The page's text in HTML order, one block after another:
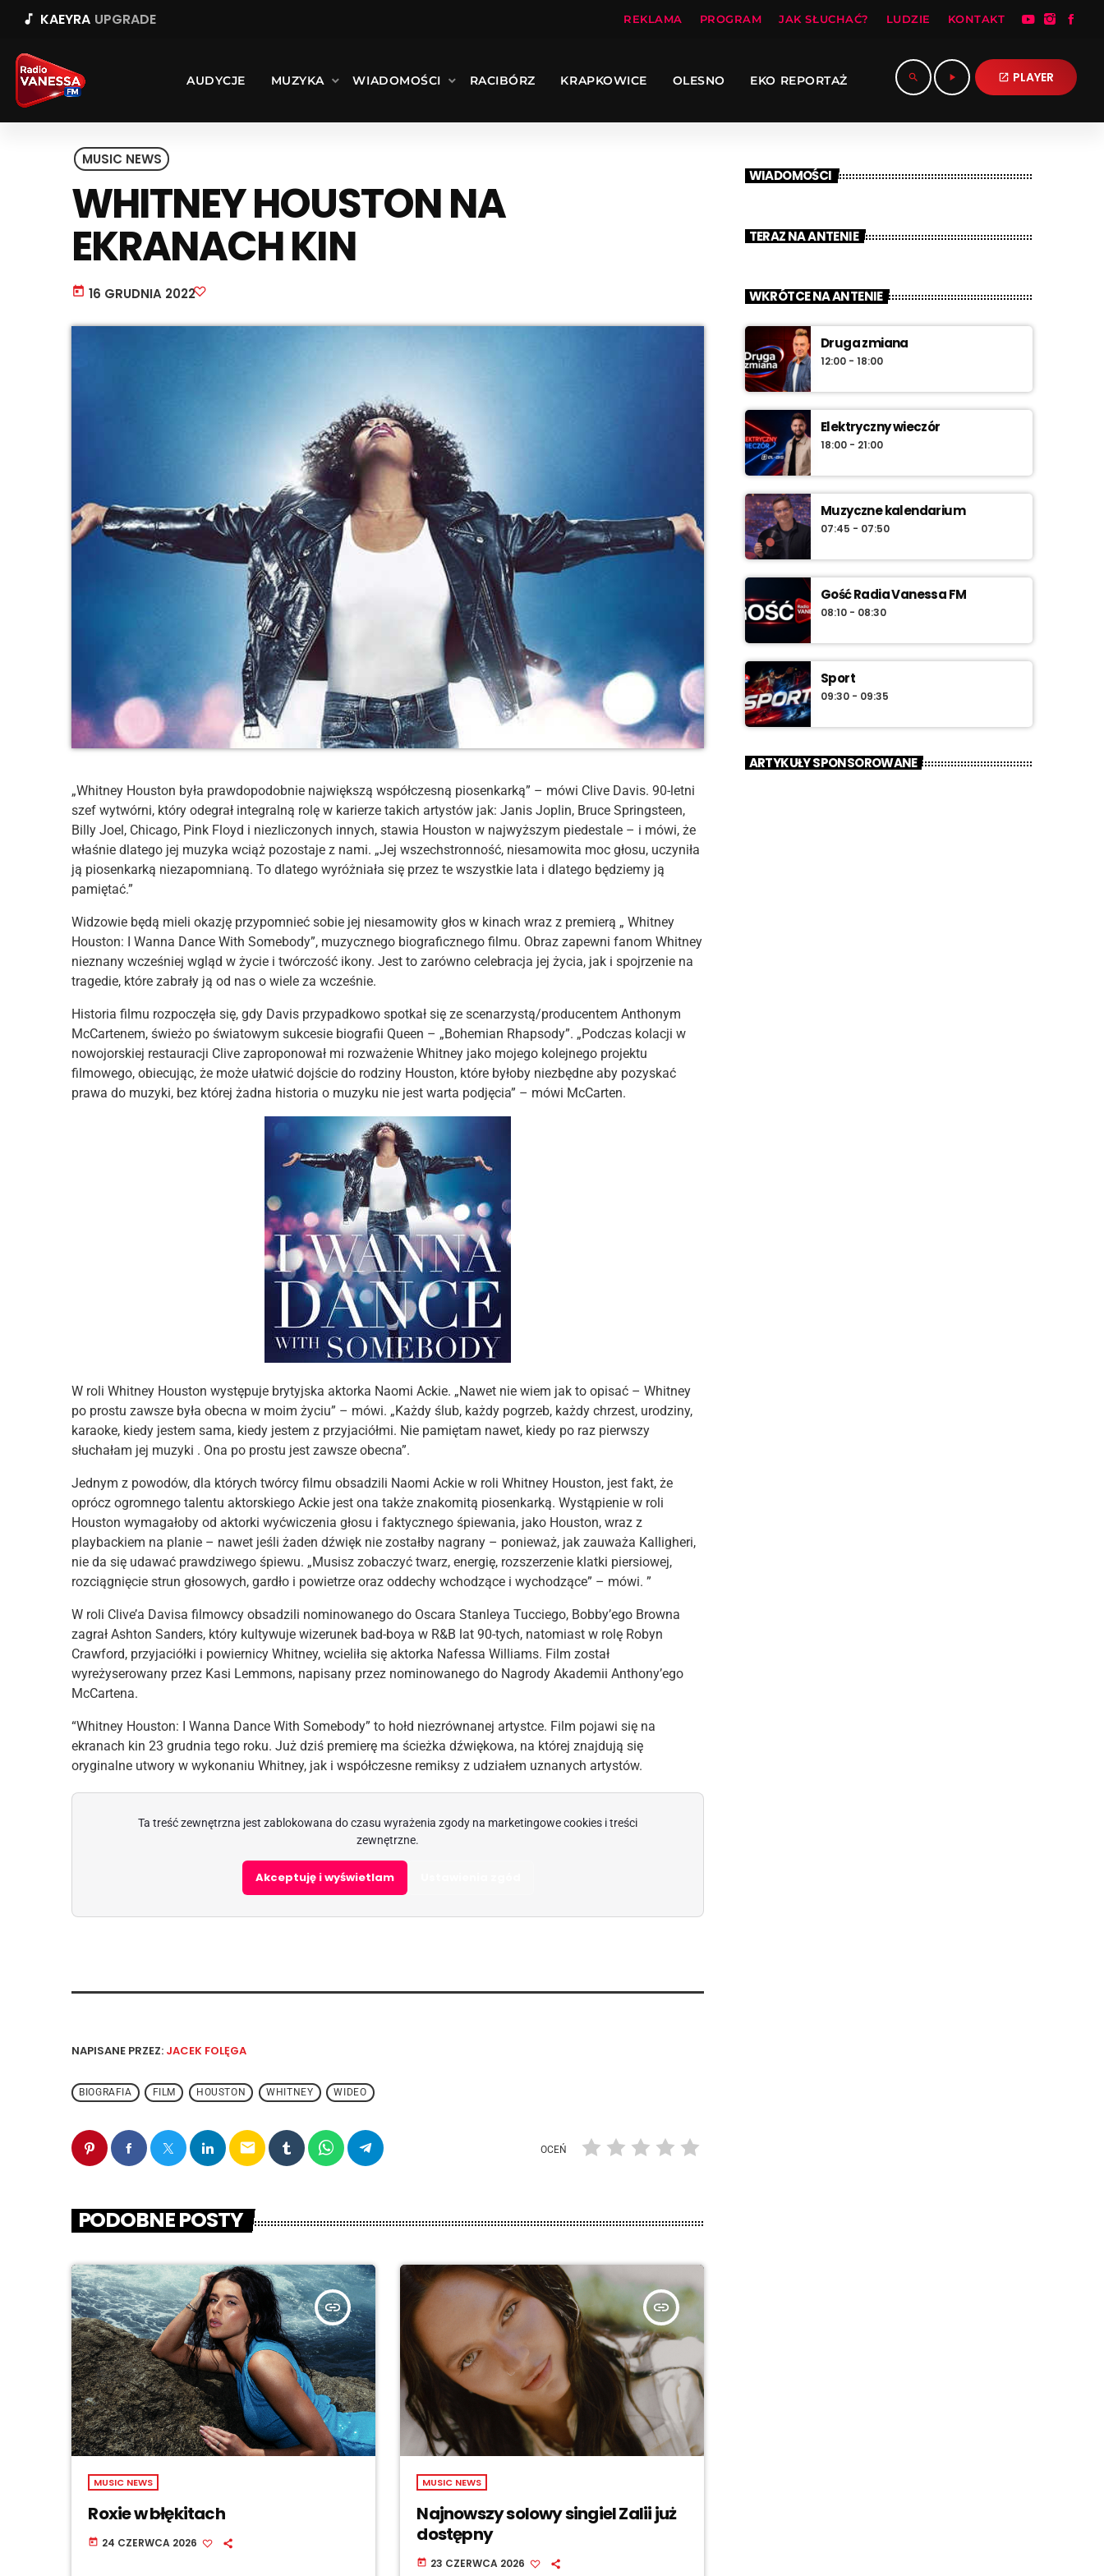
music_note KAEYRA UPGRADE REKLAMA PROGRAM JAK SŁUCHAĆ? LUDZIE KONTAKT
AUDYCJE MUZYKA WIADOMOŚCI RACIBÓRZ KRAPKOWICE OLESNO EKO REPORTAŻ search play_arrow open_in_new PLAYER
MUSIC NEWS
WHITNEY HOUSTON NA
EKRANACH KIN
today 16 GRUDNIA 2022
„Whitney Houston była prawdopodobnie największą współczesną piosenkarką” – mówi Clive Davis. 90-letni
szef wytwórni, który odegrał integralną rolę w karierze takich artystów jak: Janis Joplin, Bruce Springsteen,
Billy Joel, Chicago, Pink Floyd i niezliczonych innych, stawia Houston w najwyższym piedestale – i mówi, że
właśnie dlatego jej muzyka wciąż pozostaje z nami. „Jej wszechstronność, niesamowita moc głosu, uczyniła
ją piosenkarką niezapomnianą. To dlatego wyróżniała się przez te wszystkie lata i dlatego będziemy ją
pamiętać.”
Widzowie będą mieli okazję przypomnieć sobie jej niesamowity głos w kinach wraz z premierą „ Whitney
Houston: I Wanna Dance With Somebody”, muzycznego biograficznego filmu. Obraz zapewni fanom Whitney
nieznany wcześniej wgląd w życie i twórczość ikony. Jest to zarówno celebracja jej życia, jak i spojrzenie na
tragedie, które zabrały ją od nas o wiele za wcześnie.
Historia filmu rozpoczęła się, gdy Davis przypadkowo spotkał się ze scenarzystą/producentem Anthonym
McCartenem, świeżo po światowym sukcesie biografii Queen – „Bohemian Rhapsody”. „Podczas kolacji w
nowojorskiej restauracji Clive zaproponował mi rozważenie Whitney jako mojego kolejnego projektu
filmowego, obiecując, że może ułatwić dojście do rodziny Houston, które byłoby niezbędne aby pozyskać
prawa do muzyki, bez której żadna historia o muzyku nie jest warta podjęcia” – mówi McCarten.
W roli Whitney Houston występuje brytyjska aktorka Naomi Ackie. „Nawet nie wiem jak to opisać – Whitney
po prostu zawsze była obecna w moim życiu” – mówi. „Każdy ślub, każdy pogrzeb, każdy chrzest, urodziny,
karaoke, kiedy jestem sama, kiedy jestem z przyjaciółmi. Nie pamiętam nawet, kiedy po raz pierwszy
słuchałam jej muzyki . Ona po prostu jest zawsze obecna”.
Jednym z powodów, dla których twórcy filmu obsadzili Naomi Ackie w roli Whitney Houston, jest fakt, że
oprócz ogromnego talentu aktorskiego Ackie jest ona także znakomitą piosenkarką. Wystąpienie w roli
Houston wymagałoby od aktorki wyćwiczenia głosu i faktycznego śpiewania, jako Houston, wraz z
playbackiem na planie – nawet jeśli żaden dźwięk nie zostałby nagrany – ponieważ, jak zauważa Kalligheri,
nie da się udawać prawdziwego śpiewu. „Musisz zobaczyć twarz, energię, rozszerzenie klatki piersiowej,
rozciągnięcie strun głosowych, gardło i powietrze oraz oddechy wchodzące i wychodzące” – mówi. ”
W roli Clive’a Davisa filmowcy obsadzili nominowanego do Oscara Stanleya Tucciego, Bobby’ego Browna
zagrał Ashton Sanders, który kultywuje wizerunek bad-boya w R&B lat 90-tych, natomiast w rolę Robyn
Crawford, przyjaciółki i powiernicy Whitney, wcieliła się aktorka Nafessa Williams. Film został
wyreżyserowany przez Kasi Lemmons, napisany przez nominowanego do Nagrody Akademii Anthony’ego
McCartena.
“Whitney Houston: I Wanna Dance With Somebody” to hołd niezrównanej artystce. Film pojawi się na
ekranach kin 23 grudnia tego roku. Już dziś premierę ma ścieżka dźwiękowa, na której znajdują się
oryginalne utwory w wykonaniu Whitney, jak i współczesne remiksy z udziałem uznanych artystów.
Ta treść zewnętrzna jest zablokowana do czasu wyrażenia zgody na marketingowe cookies i treści
zewnętrzne.
Akceptuję i wyświetlam
NAPISANE PRZEZ: JACEK FOLĘGA
BIOGRAFIA FILM HOUSTON WHITNEY WIDEO
email OCEŃ
PODOBNE POSTY
insert_link
MUSIC NEWS
Roxie w błękitach
today 24 CZERWCA 2026
insert_link
MUSIC NEWS
Najnowszy solowy singiel Zalii już
dostępny
today 23 CZERWCA 2026
WIADOMOŚCI
TERAZ NA ANTENIE
WKRÓTCE NA ANTENIE
Druga zmiana
12:00 - 18:00
Elektryczny wieczór
18:00 - 21:00
Muzyczne kalendarium
07:45 - 07:50
Gość Radia Vanessa FM
08:10 - 08:30
Sport
09:30 - 09:35
ARTYKUŁY SPONSOROWANE